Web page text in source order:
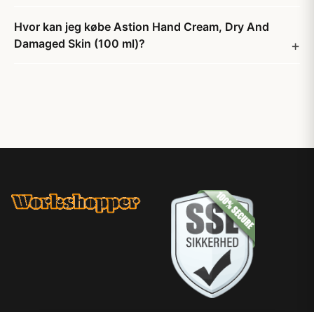
Hvor kan jeg købe Astion Hand Cream, Dry And
Damaged Skin (100 ml)?